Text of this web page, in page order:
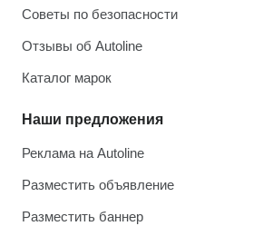
Советы по безопасности
Отзывы об Autoline
Каталог марок
Наши предложения
Реклама на Autoline
Разместить объявление
Разместить баннер